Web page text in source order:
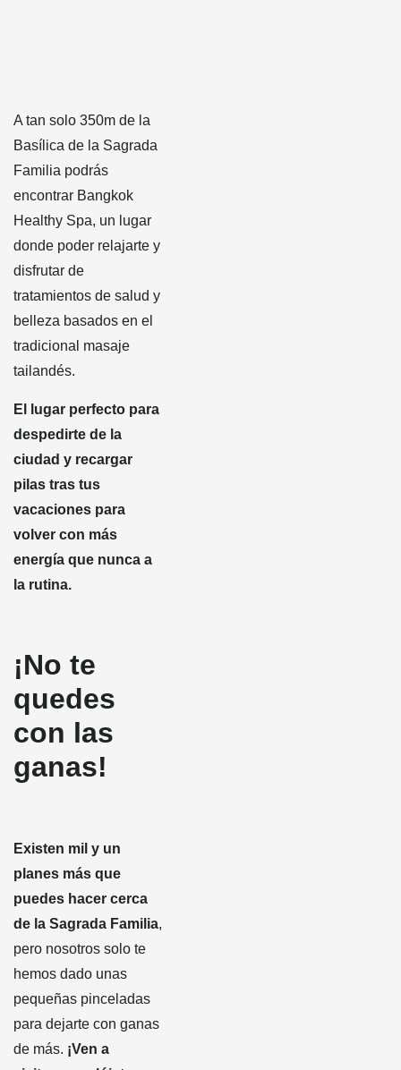
A tan solo 350m de la
Basílica de la Sagrada
Familia podrás
encontrar Bangkok
Healthy Spa, un lugar
donde poder relajarte y
disfrutar de
tratamientos de salud y
belleza basados en el
tradicional masaje
tailandés.
El lugar perfecto para
despedirte de la
ciudad y recargar
pilas tras tus
vacaciones para
volver con más
energía que nunca a
la rutina.
¡No te
quedes
con las
ganas!
Existen mil y un
planes más que
puedes hacer cerca
de la Sagrada Familia,
pero nosotros solo te
hemos dado unas
pequeñas pinceladas
para dejarte con ganas
de más. ¡Ven a